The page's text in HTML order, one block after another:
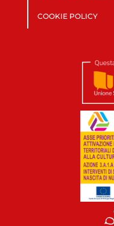
COOKIE POLICY